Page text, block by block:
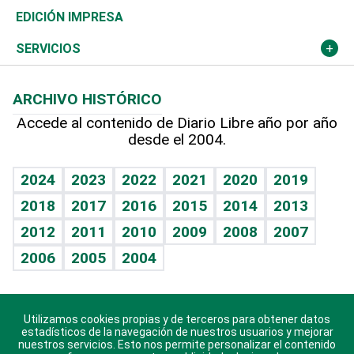
Caribe
Resto del mundo
Global y variable
Economía personal
Novedades
Podcast Arte Libre
Hablando con el pediatra
Vida y familia
Eñe
Celebrando la vida
Sin complejos
En pocas palabras
Escuchando al corazón
Olimpismo
Más deportes
Línea de hit
TBT Deportivo
Noticiero Poteleche
Columnistas
Más firmas
Martes de tecnología
Cambio climático
Deportes
Opinión
Hecho en casa
Guía del dinero
EDICIÓN IMPRESA
SERVICIOS
Cumpleaños
Horóscopos
Crucigramas
ARCHIVO HISTÓRICO
Accede al contenido de Diario Libre año por año
desde el 2004.
2024 2023 2022 2021 2020
2019
2018
2017 2016 2015 2014
2013
2012
2011 2010 2009 2008
2007
2006
2005 2004
Descarga nuestras aplicaciones para Android, iOS y
sistema Huawei.
Utilizamos cookies propias y de terceros para obtener datos
estadísticos de la navegación de nuestros usuarios y mejorar
nuestros servicios. Esto nos permite personalizar el contenido